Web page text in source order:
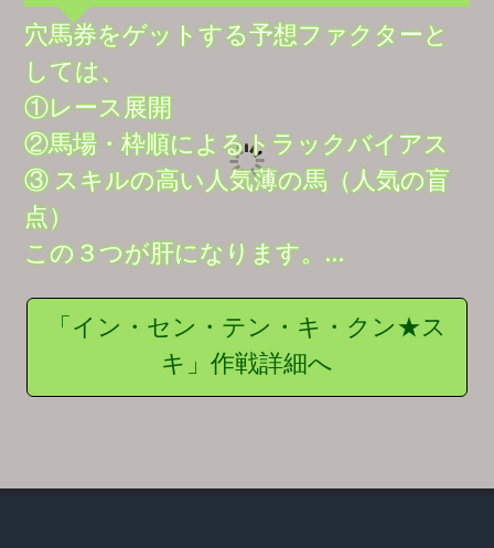
穴馬券をゲットする予想ファクターと
しては、
①レース展開
②馬場・枠順によるトラックバイアス
③ スキルの高い人気薄の馬（人気の盲
点）
この３つが肝になります。…
「イン・セン・テン・キ・クン★ス
キ」作戦詳細へ